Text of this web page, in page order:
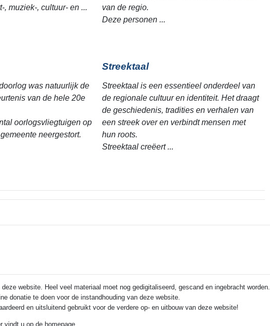
, muziek-, cultuur- en ...
van de regio.
Deze personen ...
was natuurlijk de
van de hele 20e
oorlogsvliegtuigen op
neergestort.
Streektaal
Streektaal is een essentieel onderdeel van
de regionale cultuur en identiteit. Het draagt
de geschiedenis, tradities en verhalen van
een streek over en verbindt mensen met
hun roots.
Streektaal creëert ...
website. Heel veel materiaal moet nog gedigitaliseerd, gescand en ingebracht worden.
donatie te doen voor de instandhouding van deze website.
en uitsluitend gebruikt voor de verdere op- en uitbouw van deze website!
u op de homepage.